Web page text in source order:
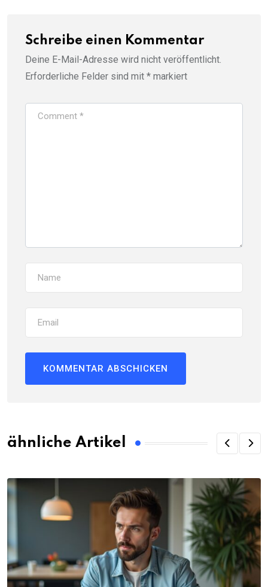
Schreibe einen Kommentar
Deine E-Mail-Adresse wird nicht veröffentlicht.
Erforderliche Felder sind mit * markiert
ähnliche Artikel